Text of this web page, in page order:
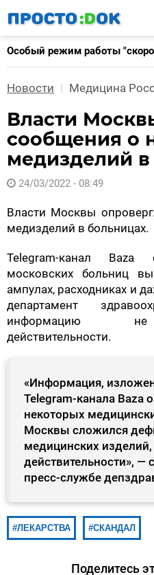
основному
содержанию
Особый режим работы
Новости Медицина
Власти
сообщения о
медизделий
24/03/2022 - 08:49
Власти Москвы
медизделий в больницах.
Telegram-канал
московских больниц
ампулах, расходниках и
департамент
информацию не
действительности.
«Информация,
Telegram-канала Baza
некоторых
Москвы сложился
медицинских изделий,
действительности»,
пресс-службе
ЛЕКАРСТВА СКАНДАЛ
Поделитесь